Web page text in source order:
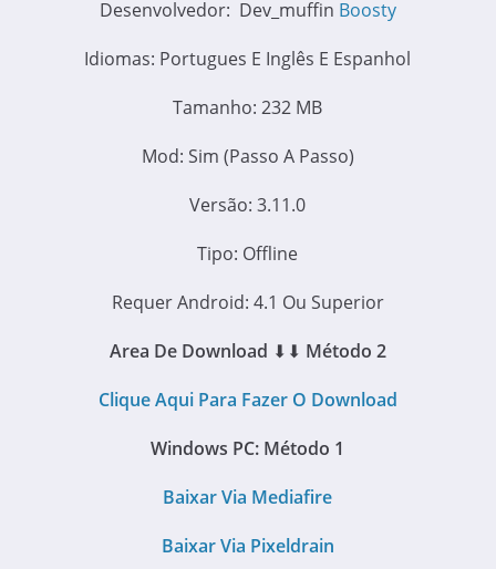
Desenvolvedor: Dev_muffin Boosty
Idiomas: Portugues E Inglês E Espanhol
Tamanho: 232 MB
Mod: Sim (Passo A Passo)
Versão: 3.11.0
Tipo: Offline
Requer Android: 4.1 Ou Superior
Area De Download ⬇⬇ Método 2
Clique Aqui Para Fazer O Download
Windows PC: Método 1
Baixar Via Mediafire
Baixar Via Pixeldrain